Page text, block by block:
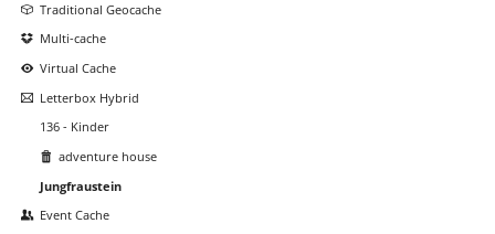
Traditional Geocache
Multi-cache
Virtual Cache
Letterbox Hybrid
136 - Kinder
adventure house
Jungfraustein
Event Cache